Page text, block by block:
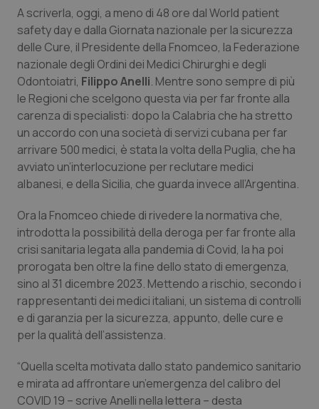
Liguria
Lombardia
Marche
Molise
Piemonte
Provincia Autonoma di Bolzano
Provincia Autonoma di Trento
Puglia
Sardegna
Sicilia
Toscana
Disturbi dell’umore
Dolore
Donna & Salute
Epatiti
HIV
Infezioni & Febbre
Ipertensione & Scompenso
Malattie rare
Malattia di Crohn & Rettocolite Ulcerosa
Neuroscienze & patologie neurodegenerative
Obesità
A scriverla, oggi, a meno di 48 ore dal World patient
safety day e dalla Giornata nazionale per la sicurezza
delle Cure, il Presidente della Fnomceo, la Federazione
nazionale degli Ordini dei Medici Chirurghi e degli
Odontoiatri, Filippo Anelli. Mentre sono sempre di più
le Regioni che scelgono questa via per far fronte alla
carenza di specialisti: dopo la Calabria che ha stretto
un accordo con una società di servizi cubana per far
arrivare 500 medici, è stata la volta della Puglia, che ha
avviato un’interlocuzione per reclutare medici
albanesi, e della Sicilia, che guarda invece all’Argentina.
Ora la Fnomceo chiede di rivedere la normativa che,
introdotta la possibilità della deroga per far fronte alla
crisi sanitaria legata alla pandemia di Covid, la ha poi
prorogata ben oltre la fine dello stato di emergenza,
sino al 31 dicembre 2023. Mettendo a rischio, secondo i
rappresentanti dei medici italiani, un sistema di controlli
e di garanzia per la sicurezza, appunto, delle cure e
per la qualità dell’assistenza.
“Quella scelta motivata dallo stato pandemico sanitario
e mirata ad affrontare un’emergenza del calibro del
COVID 19 – scrive Anelli nella lettera – desta